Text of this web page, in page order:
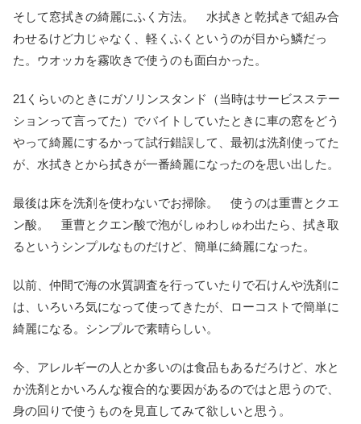
そして窓拭きの綺麗にふく方法。 水拭きと乾拭きで組み合
わせるけど力じゃなく、軽くふくというのが目から鱗だっ
た。ウオッカを霧吹きで使うのも面白かった。
21くらいのときにガソリンスタンド（当時はサービスステー
ションって言ってた）でバイトしていたときに車の窓をどう
やって綺麗にするかって試行錯誤して、最初は洗剤使ってた
が、水拭きとから拭きが一番綺麗になったのを思い出した。
最後は床を洗剤を使わないでお掃除。 使うのは重曹とクエ
ン酸。 重曹とクエン酸で泡がしゅわしゅわ出たら、拭き取
るというシンプルなものだけど、簡単に綺麗になった。
以前、仲間で海の水質調査を行っていたりで石けんや洗剤に
は、いろいろ気になって使ってきたが、ローコストで簡単に
綺麗になる。シンプルで素晴らしい。
今、アレルギーの人とか多いのは食品もあるだろけど、水と
か洗剤とかいろんな複合的な要因があるのではと思うので、
身の回りで使うものを見直してみて欲しいと思う。